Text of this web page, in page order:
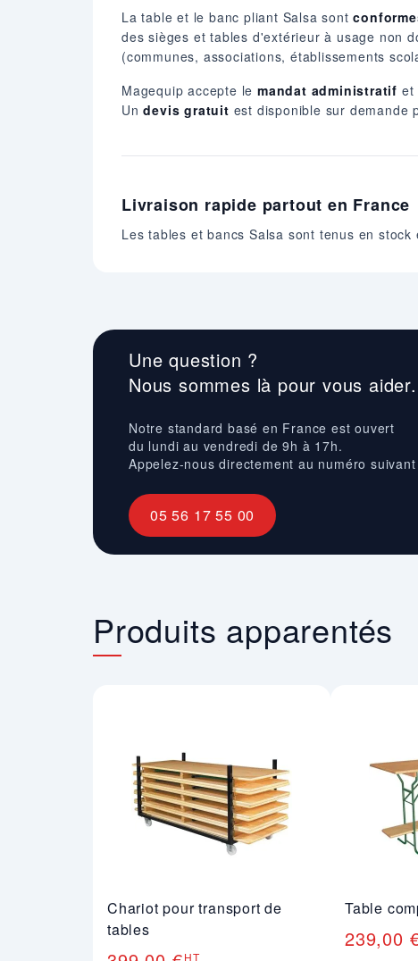
La table et le banc pliant Salsa sont
des sièges et tables d'extérieur à usage non
(communes, associations, établissements
Magequip accepte le mandat administratif et
Undevis gratuit est disponible sur demande
Livraison rapide partout en France
Les tables et bancs Salsa sont tenus en
Une question ?
Nous sommes là pour vous aider.
Notre standard basé en France est ouvert
du lundi au vendredi de 9h à 17h.
Appelez-nous directement au numéro suivant
05 56 17 55 00
Produits apparentés
Chariot pour transport de
tables
HT
Table
239,00